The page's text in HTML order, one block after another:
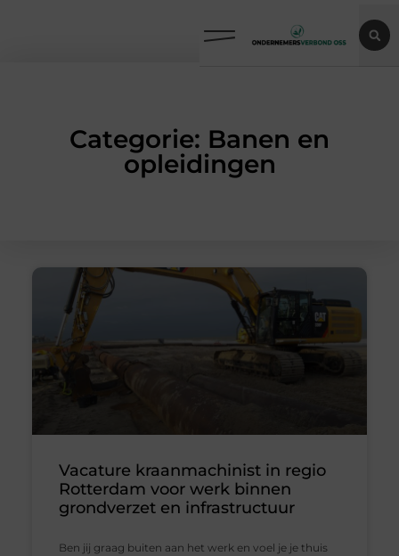
Categorie: Banen en
opleidingen
Vacature kraanmachinist in regio
Rotterdam voor werk binnen
grondverzet en infrastructuur
Ben jij graag buiten aan het werk en voel je je thuis